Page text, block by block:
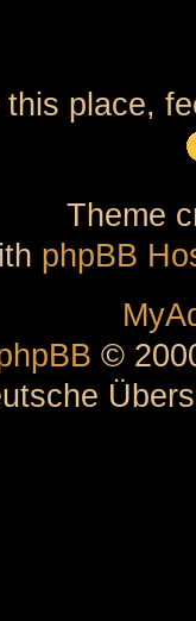
place,
Theme
phpBB
©